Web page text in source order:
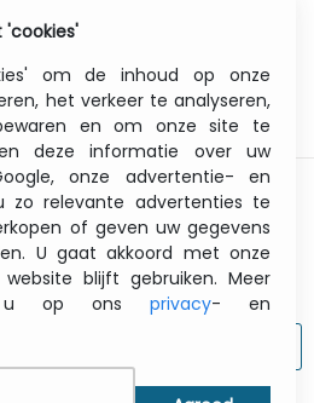
hdmi (1) Dp-dp
F1DN2CC-HHPP6T
'cookies'
om de inhoud op onze
het verkeer te analyseren,
en om onze site te
deze informatie over uw
onze advertentie- en
zo relevante advertenties te
of geven uw gegevens
U gaat akkoord met onze
blijft gebruiken. Meer
u op ons privacy- en